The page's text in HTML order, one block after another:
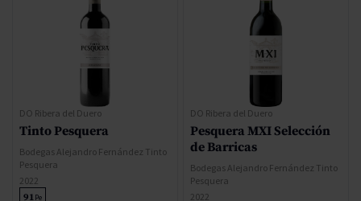
DO Ribera del Duero
Tinto Pesquera
Bodegas Alejandro Fernández Tinto
Pesquera
2022
91Pe
DO Ribera del Duero
Pesquera MXI Selección
de Barricas
Bodegas Alejandro Fernández Tinto
Pesquera
2022